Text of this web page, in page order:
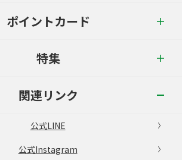
ポイントカード
特集
関連リンク
公式LINE
公式Instagram